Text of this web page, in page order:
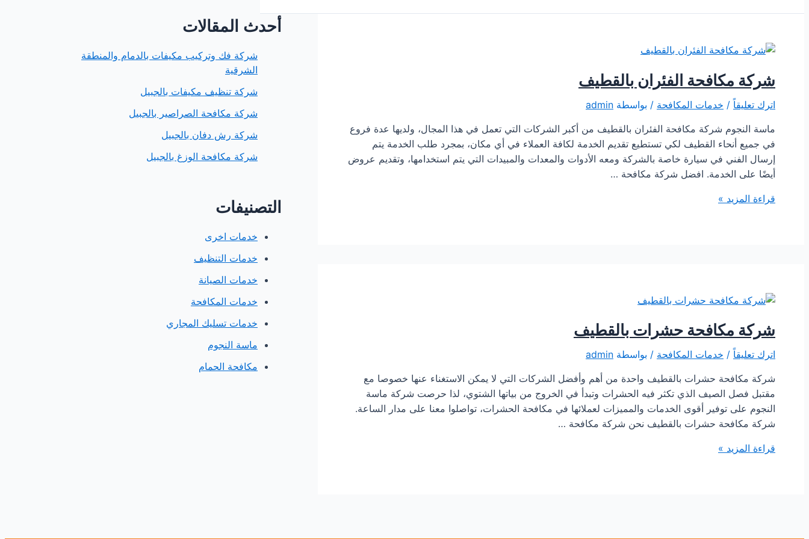
شركة مكافحة الفئران بالقطيف
اترك تعليقاً / خدمات المكافحة / بواسطة admin
ماسة النجوم شركة مكافحة الفئران بالقطيف من أكبر الشركات التي تعمل في هذا المجال، ولديها عدة فروع
في جميع أنحاء القطيف لكي تستطيع تقديم الخدمة لكافة العملاء في أي مكان، بمجرد طلب الخدمة يتم
إرسال الفني في سيارة خاصة بالشركة ومعه الأدوات والمعدات والمبيدات التي يتم استخدامها، وتقديم عروض
أيضًا على الخدمة. افضل شركة مكافحة …
شركة
قراءة المزيد »
شركة مكافحة حشرات بالقطيف
اترك تعليقاً / خدمات المكافحة / بواسطة admin
شركة مكافحة حشرات بالقطيف واحدة من أهم وأفضل الشركات التي لا يمكن الاستغناء عنها خصوصا مع
مقتبل فصل الصيف الذي تكثر فيه الحشرات وتبدأ في الخروج من بياتها الشتوي، لذا حرصت شركة ماسة
النجوم على توفير أقوى الخدمات والمميزات لعملائها في مكافحة الحشرات، تواصلوا معنا على مدار الساعة.
شركة مكافحة حشرات بالقطيف نحن شركة مكافحة …
شركة
قراءة المزيد »
أحدث المقالات
شركة فك وتركيب مكيفات بالدمام والمنطقة
الشرقية
شركة تنظيف مكيفات بالجبيل
شركة مكافحة الصراصير بالجبيل
شركة رش دفان بالجبيل
شركة مكافحة الوزغ بالجبيل
التصنيفات
خدمات اخرى
خدمات التنظيف
خدمات الصيانة
خدمات المكافحة
خدمات تسليك المجاري
ماسة النجوم
مكافحة الحمام